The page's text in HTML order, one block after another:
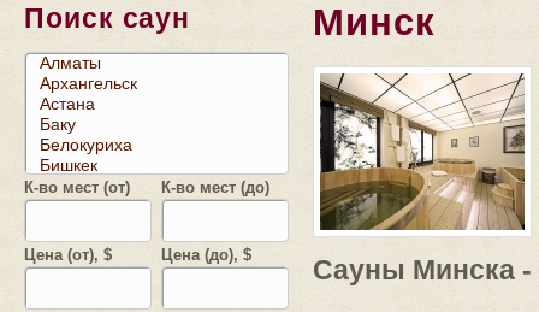
Поиск саун
К-во мест (от) К-во мест (до)
Цена (от), $ Цена (до), $
Минск
Сауны Минска -